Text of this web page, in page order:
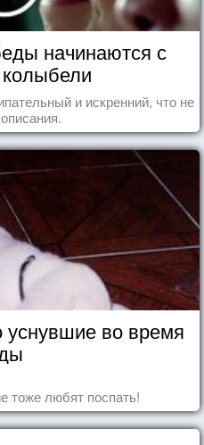
начинаются с
и искренний, что не
во время
тоже любят поспать!